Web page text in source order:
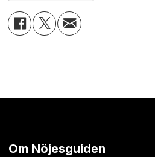
Om Nöjesguiden